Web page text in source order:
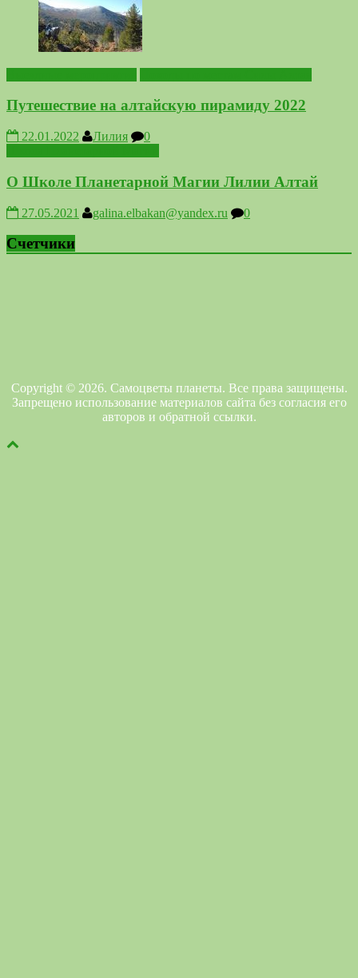
Путешествие на алтайскую пирамиду 2022
22.01.2022 Лилия
0
О Школе Планетарной Магии Лилии Алтай
27.05.2021 galina.elbakan@yandex.ru 0
Счетчики
Copyright © 2026. Самоцветы планеты. Все права защищены.
Запрещено использование материалов сайта без согласия его
авторов и обратной ссылки.